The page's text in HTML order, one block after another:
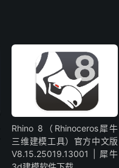
Rhino 8（Rhinoceros犀牛
三维建模工具）官方中文版
V8.15.25019.13001 | 犀牛